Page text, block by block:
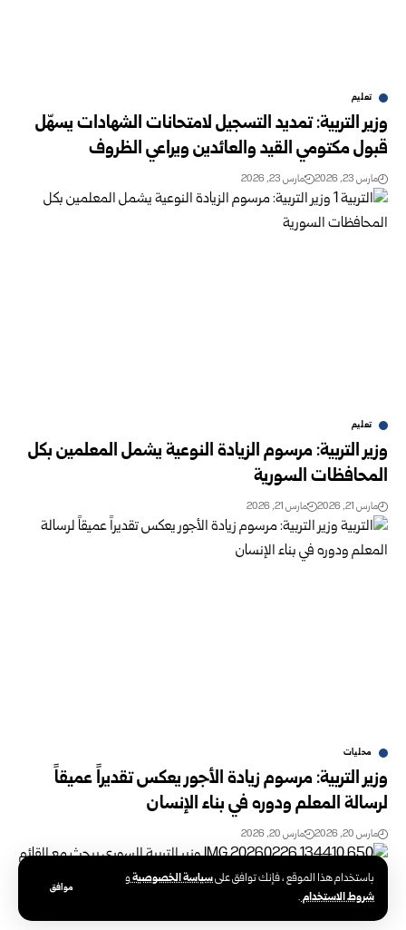
باستخدام هذا الموقع ، فإنك توافق علىسياسة الخصوصيةو
شروط الاستخدام.
موافق
تعليم
وزير التربية: تمديد التسجيل لامتحانات الشهادات يسهّل
قبول مكتومي القيد والعائدين ويراعي الظروف
مارس 23, 2026 مارس 23, 2026
تعليم
وزير التربية: مرسوم الزيادة النوعية يشمل المعلمين بكل
المحافظات السورية
مارس 21, 2026 مارس 21, 2026
محليات
وزير التربية: مرسوم زيادة الأجور يعكس تقديراً عميقاً
لرسالة المعلم ودوره في بناء الإنسان
مارس 20, 2026 مارس 20, 2026